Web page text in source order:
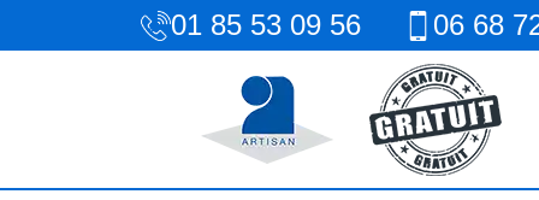
01 85 53 09 56 06 68